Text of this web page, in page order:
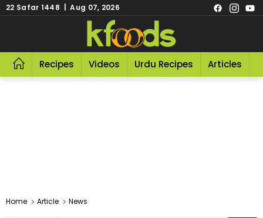
22 Safar 1448 | Aug 07, 2026
Recipes Videos Urdu Recipes Articles
Home Article News